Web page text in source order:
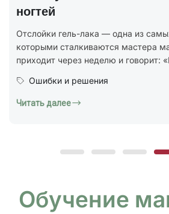
В 2025 году был утверждён новый
стандарт ГОСТ Р 72319-2025
Ногтевой сервис. Карты типовых
процессов. Общие...
Юридическая грамотность
Обучение